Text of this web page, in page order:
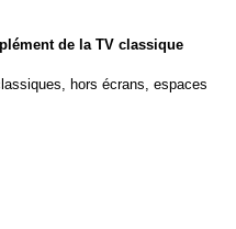
de la TV classique
hors écrans, espaces